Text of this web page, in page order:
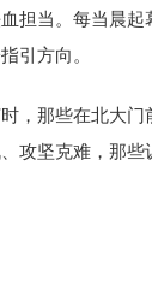
担当。每当晨
引方向。
，那些在北大
攻坚克难，那